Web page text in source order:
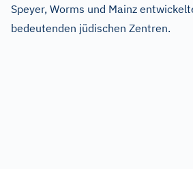
Speyer, Worms und Mainz
bedeutenden jüdischen Zentren.